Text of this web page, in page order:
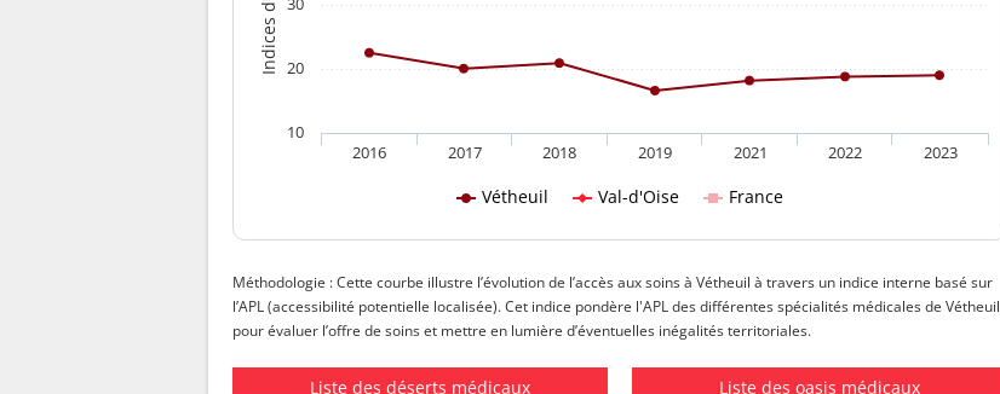
Vétheuil Val-d'Oise France
2016 2017 2018 2019 2021 2022 2023
10
20
Méthodologie : Cette courbe illustre l’évolution de l’accès aux soins à Vétheuil à travers un indice interne basé sur
l’APL (accessibilité potentielle localisée). Cet indice pondère l'APL des différentes spécialités médicales de Vétheuil
pour évaluer l’offre de soins et mettre en lumière d’éventuelles inégalités territoriales.
Liste des déserts médicaux Liste des oasis médicaux